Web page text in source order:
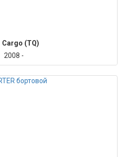
Cargo (TQ)
2008 -